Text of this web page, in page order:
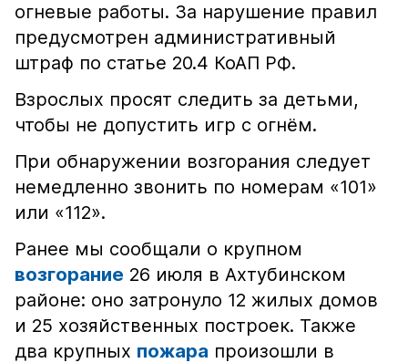
огневые работы. За нарушение правил
предусмотрен административный
штраф по статье 20.4 КоАП РФ.
Взрослых просят следить за детьми,
чтобы не допустить игр с огнём.
При обнаружении возгорания следует
немедленно звонить по номерам «101»
или «112».
Ранее мы сообщали о крупном
возгорание 26 июля в Ахтубинском
районе: оно затронуло 12 жилых домов
и 25 хозяйственных построек. Также
два крупных пожара произошли в